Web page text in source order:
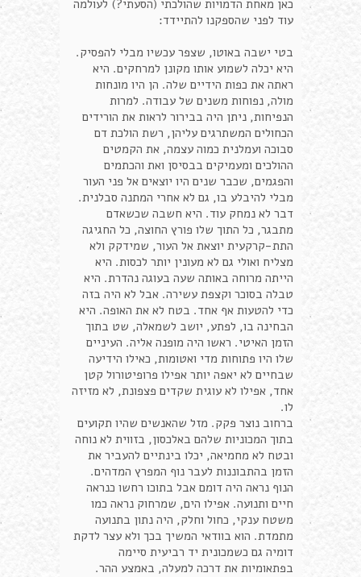
כאן מאחת הדמויות שהולכתי (הסעתי?) לעולמה
עוד לפני שהספקנו להתיידד:
בטי ישבה באוטו, שצפר עכשיו מבלי להפסיק.
היא יכלה לשמוע אותו מקונן למרחקים. היא
ראתה את כפות הידיים שלה. הן היו מונחות
מולה, נפוחות משנים של עבודה. למרות
הנפיחות, ניתן היה בבירור לראות את הורידים
הכחולים המשתרגים עליהן, רשת הולכת דם
סבוכה ועמלנית כמוה עצמה, את הקמטים
ההולכים ומעמיקים בבסיסן ואת והכתמים
והפגמים, שכבר שנים היו יוצאים אל פני העור
מבלי להיבלע בו, גם לא אחרי המתנה סבלנית.
דבר לא נמחק עוד. היא חשבה שכשאדם
מתבגר, כל התוך שלו פורץ החוצה, כל החגיגה
התת-קרקעית יוצאת אל העור, שמידקק ולא
מצליח ואולי גם לא מעונין יותר לכסות. היא
הייתה מרוחה באותה שעה בעוגה נהדרת. היא
טבלה בסוכר וקצפת עשירה. אבל לא היה בזה
כדי להטעות אף אחד. בטח לא את האופה. היא
הבחינה בו, לפתע, יושב לשמאלה, שט בתוך
הזמן האיטי. ראשו היה מופנה אליה. העיניים
שלו היו פתוחות מדי ואטומות, כאילו הידיעה
שבחיים לא יאפה יותר אפילו פרופיטורול קטן
אחד, אפילו לא עוגית שקדים פצפונת, לא מזיזה
לו.
ברחוב נוצר פקק. מזל שהאנשים שהיו תקועים
בתוך המכוניות שלהם באלכסון, בזווית לא נוחה
ובטח לא מחמיאה, יכלו בינתיים להעביר את
הזמן בהתבוננות לעבר נוף המפרץ המדהים.
הנוף נראה היה דומם אבל בתוכו רחשו כנראה
חיים ותנועה. אפילו הים, שמרחוק נראה כמו
משטח ענקי, כחול וחלק, היה נתון בתנועה
מתמדת. הוא בוודאי המשיך בכך ולא עצר לדקת
דומיה גם כשמכונית יד רביעית סיימה
בפתאומיות את דרכה למעלה, באמצע ההר.